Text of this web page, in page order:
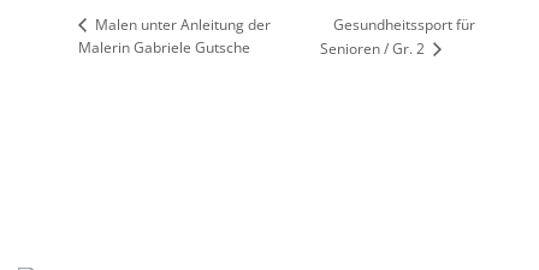
Malen unter Anleitung der
Malerin Gabriele Gutsche
Gesundheitssport für
Senioren / Gr. 2